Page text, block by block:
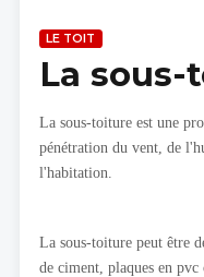
LE TOIT
La
La sous-toiture est une
pénétration du vent, de
l'habitation.
La sous-toiture peut être
de ciment, plaques en